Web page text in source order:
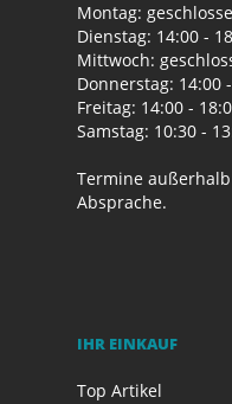
Montag:
Dienstag: 14:00 -
Mittwoch:
Donnerstag: 14:00
Freitag: 14:00 -
Samstag: 10:30 -
Termine
Absprache.
IHR EINKAUF
Top Artikel